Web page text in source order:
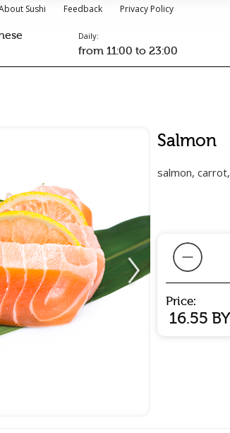
Sushi Feedback Privacy Policy
Daily:
from 11:00 to 23:00
Salmon
salmon,
Price:
16.55